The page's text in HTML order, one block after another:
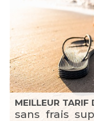
MEILLEUR TARIF
sans frais